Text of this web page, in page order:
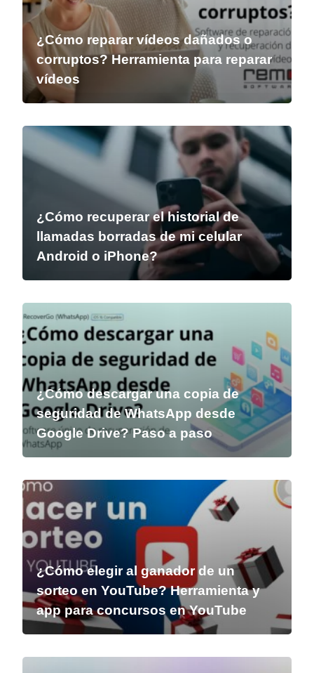
¿Cómo reparar vídeos dañados o
corruptos? Herramienta para reparar
vídeos
¿Cómo recuperar el historial de
llamadas borradas de mi celular
Android o iPhone?
¿Cómo descargar una copia de
seguridad de WhatsApp desde
Google Drive? Paso a paso
¿Cómo elegir al ganador de un
sorteo en YouTube? Herramienta y
app para concursos en YouTube